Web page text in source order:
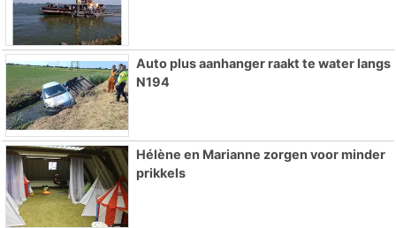
Auto plus aanhanger raakt te water langs
N194
Hélène en Marianne zorgen voor minder
prikkels